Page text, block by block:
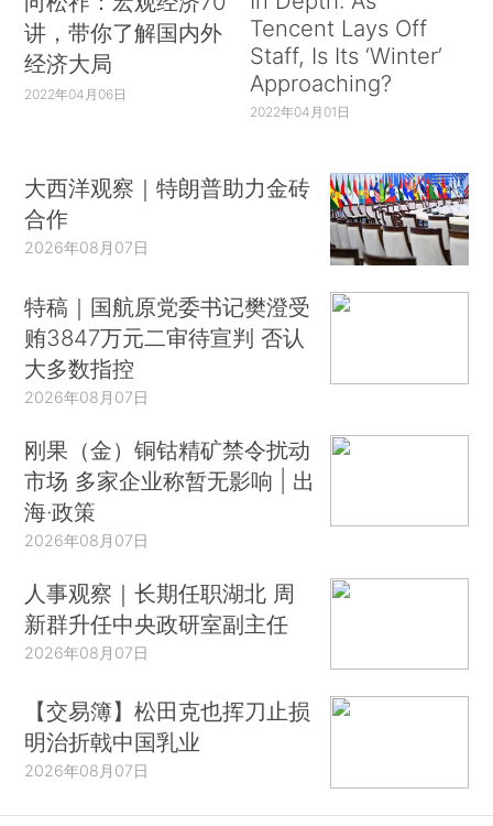
讲，带你了解国内外
经济大局
2022年04月06日
Tencent Lays Off
Staff, Is Its ‘Winter’
Approaching?
2022年04月01日
大西洋观察｜特朗普助力金砖
合作
2026年08月07日
特稿｜国航原党委书记樊澄受
贿3847万元二审待宣判 否认
大多数指控
2026年08月07日
刚果（金）铜钴精矿禁令扰动
市场 多家企业称暂无影响 | 出
海·政策
2026年08月07日
人事观察｜长期任职湖北 周
新群升任中央政研室副主任
2026年08月07日
【交易簿】松田克也挥刀止损
明治折戟中国乳业
2026年08月07日